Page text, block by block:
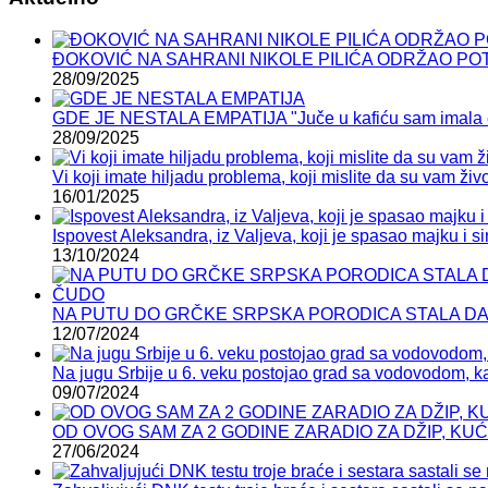
ĐOKOVIĆ NA SAHRANI NIKOLE PILIĆA ODRŽAO
28/09/2025
GDE JE NESTALA EMPATIJA "Juče u kafiću sam
28/09/2025
Vi koji imate hiljadu problema, koji mislite da su vam
16/01/2025
Ispovest Aleksandra, iz Valjeva, koji je spasao majku i
13/10/2024
NA PUTU DO GRČKE SRPSKA PORODICA STALA
12/07/2024
Na jugu Srbije u 6. veku postojao grad sa vodovodom,
09/07/2024
OD OVOG SAM ZA 2 GODINE ZARADIO ZA DŽIP,
27/06/2024